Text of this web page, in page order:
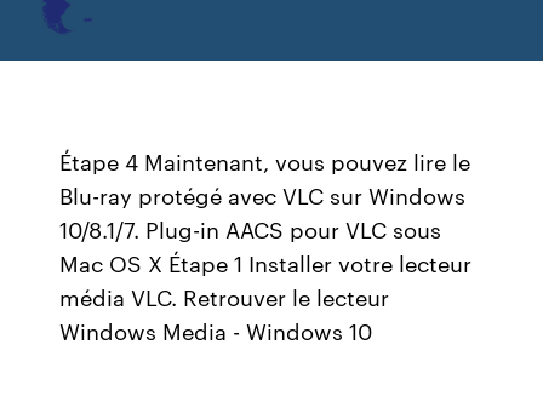
Étape 4 Maintenant, vous pouvez lire le
Blu-ray protégé avec VLC sur Windows
10/8.1/7. Plug-in AACS pour VLC sous
Mac OS X Étape 1 Installer votre lecteur
média VLC. Retrouver le lecteur
Windows Media - Windows 10